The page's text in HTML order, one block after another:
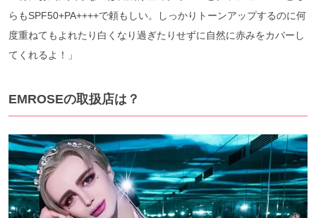
らもSPF50+PA++++で頼もしい。しっかりトーンアップするのに何
度重ねてもよれたり白くなり過ぎたりせずに自然に赤みをカバーし
てくれるよ！」
EMROSEの取扱店は？